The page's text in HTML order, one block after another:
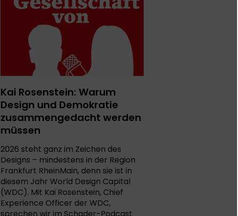
Kai Rosenstein: Warum
Design und Demokratie
zusammengedacht werden
müssen
2026 steht ganz im Zeichen des
Designs – mindestens in der Region
Frankfurt RheinMain, denn sie ist in
diesem Jahr World Design Capital
(WDC). Mit Kai Rosenstein, Chief
Experience Officer der WDC,